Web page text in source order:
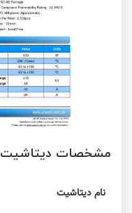
مشخصات دیتاشیت
نام دیتاشیت